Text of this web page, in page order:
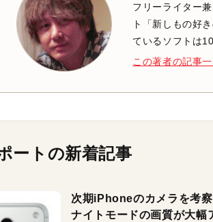
フリーライター
ト「新しもの好
ているソフトは
この著者の記事
ートの新着記事
次期iPhoneのカメラを考察
ナイトモードの画質が大幅